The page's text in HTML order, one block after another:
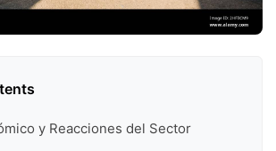
y Reacciones del Sector